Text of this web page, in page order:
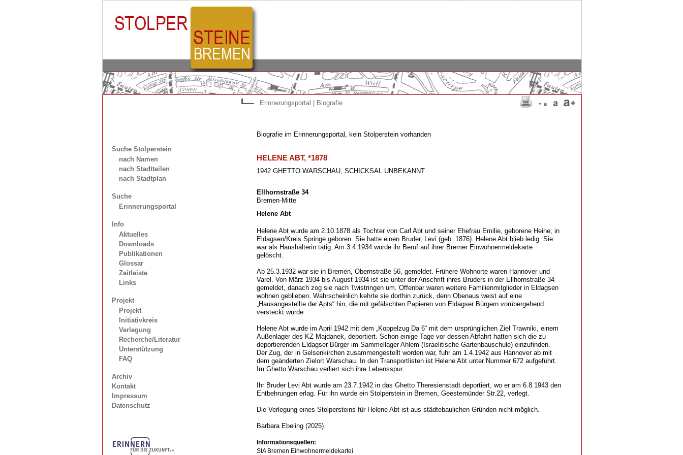
Suche Stolperstein
nach Namen
nach Stadtteilen
nach Stadtplan
Suche
Erinnerungsportal
Info
Aktuelles
Downloads
Publikationen
Glossar
Zeitleiste
Links
Projekt
Projekt
Initiativkreis
Verlegung
Recherche/Literatur
Unterstützung
FAQ
Archiv
Kontakt
Impressum
Datenschutz
Erinnerungsportal | Biografie
Biografie im Erinnerungsportal, kein Stolperstein vorhanden
HELENE ABT, *1878
1942 GHETTO WARSCHAU, SCHICKSAL UNBEKANNT
Ellhornstraße 34
Bremen-Mitte
Helene Abt
Helene Abt wurde am 2.10.1878 als Tochter von Carl Abt und seiner Ehefrau Emilie, geborene Heine, in
Eldagsen/Kreis Springe geboren. Sie hatte einen Bruder, Levi (geb. 1876). Helene Abt blieb ledig. Sie
war als Haushälterin tätig. Am 3.4.1934 wurde ihr Beruf auf ihrer Bremer Einwohnermeldekarte
gelöscht.
Ab 25.3.1932 war sie in Bremen, Obernstraße 56, gemeldet. Frühere Wohnorte waren Hannover und
Varel. Von März 1934 bis August 1934 ist sie unter der Anschrift ihres Bruders in der Ellhornstraße 34
gemeldet, danach zog sie nach Twistringen um. Offenbar waren weitere Familienmitglieder in Eldagsen
wohnen geblieben. Wahrscheinlich kehrte sie dorthin zurück, denn Obenaus weist auf eine
„Hausangestellte der Apts“ hin, die mit gefälschten Papieren von Eldagser Bürgern vorübergehend
versteckt wurde.
Helene Abt wurde im April 1942 mit dem „Koppelzug Da 6“ mit dem ursprünglichen Ziel Trawniki, einem
Außenlager des KZ Majdanek, deportiert. Schon einige Tage vor dessen Abfahrt hatten sich die zu
deportierenden Eldagser Bürger im Sammellager Ahlem (Israelitische Gartenbauschule) einzufinden.
Der Zug, der in Gelsenkirchen zusammengestellt worden war, fuhr am 1.4.1942 aus Hannover ab mit
dem geänderten Zielort Warschau. In den Transportlisten ist Helene Abt unter Nummer 672 aufgeführt.
Im Ghetto Warschau verliert sich ihre Lebensspur.
Ihr Bruder Levi Abt wurde am 23.7.1942 in das Ghetto Theresienstadt deportiert, wo er am 6.8.1943 den
Entbehrungen erlag. Für ihn wurde ein Stolperstein in Bremen, Geestemünder Str.22, verlegt.
Die Verlegung eines Stolpersteins für Helene Abt ist aus städtebaulichen Gründen nicht möglich.
Barbara Ebeling (2025)
Informationsquellen:
StA Bremen Einwohnermeldekartei